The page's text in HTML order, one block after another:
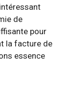
de
pour
la facture de
essence